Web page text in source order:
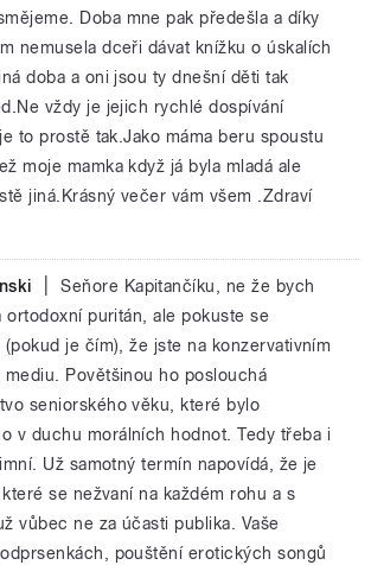
Doba mne pak předešla a díky
nemusela dceři dávat knížku o úskalích
doba a oni jsou ty dnešní děti tak
vždy je jejich rychlé dospívání
to prostě tak.Jako máma beru spoustu
moje mamka když já byla mladá ale
jiná.Krásný večer vám všem .Zdraví
Seňore Kapitančíku, ne že bych
ortodoxní puritán, ale pokuste se
je čím), že jste na konzervativním
mediu. Povětšinou ho poslouchá
seniorského věku, které bylo
v duchu morálních hodnot. Tedy třeba i
Už samotný termín napovídá, že je
se nežvaní na každém rohu a s
vůbec ne za účasti publika. Vaše
pouštění erotických songů